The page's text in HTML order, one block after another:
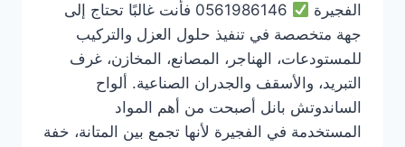
الفجيرة
0561986146 فأنت غالبًا تحتاج إلى
جهة متخصصة في تنفيذ حلول العزل والتركيب
للمستودعات، الهناجر، المصانع، المخازن، غرف
التبريد، والأسقف والجدران الصناعية. ألواح
الساندوتش بانل أصبحت من أهم المواد
المستخدمة في الفجيرة لأنها تجمع بين المتانة، خفة